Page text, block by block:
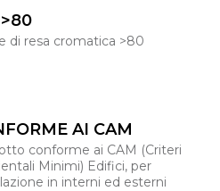
di resa cromatica >80
AI CAM
conforme ai CAM (Criteri
Minimi) Edifici, per
in interni ed esterni